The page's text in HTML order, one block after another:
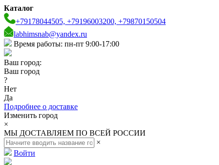
Каталог
+79178044505, +79196003200, +79870150504
labhimsnab@yandex.ru
Время работы: пн-пт 9:00-17:00
Ваш город:
Ваш город
?
Нет
Да
Подробнее о доставке
Изменить город
×
МЫ ДОСТАВЛЯЕМ ПО ВСЕЙ РОССИИ
×
Войти